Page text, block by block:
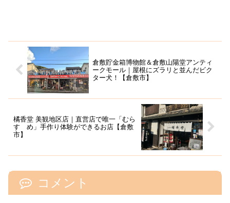
倉敷貯金箱博物館＆倉敷山陽堂アンティ
ークモール｜屋根にズラリと並んだビク
ター犬！【倉敷市】
橘香堂 美観地区店｜直営店で唯一「むら
すゞめ」手作り体験ができるお店【倉敷
市】
コメント